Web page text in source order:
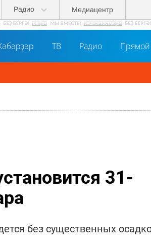
Радио Медиацентр
ТВ Радио
31-
без существенных